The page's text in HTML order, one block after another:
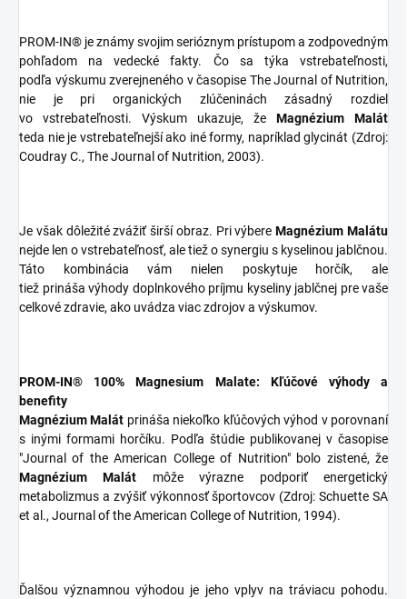
PROM-IN® je známy svojim serióznym prístupom a zodpovedným
pohľadom na vedecké fakty. Čo sa týka vstrebateľnosti,
podľa výskumu zverejneného v časopise The Journal of Nutrition,
nie je pri organických zlúčeninách zásadný rozdiel
vo vstrebateľnosti. Výskum ukazuje, že Magnézium Malát
teda nie je vstrebateľnejší ako iné formy, napríklad glycinát (Zdroj:
Coudray C., The Journal of Nutrition, 2003).
Je však dôležité zvážiť širší obraz. Pri výbereMagnézium Malátu
nejde len o vstrebateľnosť, ale tiež o synergiu s kyselinou jablčnou.
Táto kombinácia vám nielen poskytuje horčík, ale
tiež prináša výhody doplnkového príjmu kyseliny jablčnej pre vaše
celkové zdravie, ako uvádza viac zdrojov a výskumov.
PROM-IN® 100% Magnesium Malate: Kľúčové výhody a
benefity
Magnézium Malát prináša niekoľko kľúčových výhod v porovnaní
s inými formami horčíku. Podľa štúdie publikovanej v časopise
"Journal of the American College of Nutrition" bolo zistené, že
Magnézium Malát môže výrazne podporiť energetický
metabolizmus a zvýšiť výkonnosť športovcov (Zdroj: Schuette SA
et al., Journal of the American College of Nutrition, 1994).
Ďalšou významnou výhodou je jeho vplyv na tráviacu pohodu.